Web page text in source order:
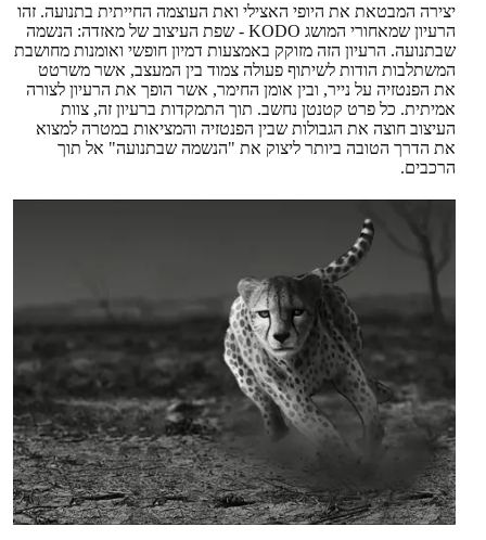
יצירה המבטאת את היופי האצילי ואת העוצמה החייתית בתנועה. זהו
הרעיון שמאחורי המושג KODO - שפת העיצוב של מאזדה: הנשמה
שבתנועה. הרעיון הזה מזוקק באמצעות דמיון חופשי ואומנות מחושבת
המשתלבות הודות לשיתוף פעולה צמוד בין המעצב, אשר משרטט
את הפנטזיה על נייר, ובין אומן החימר, אשר הופך את הרעיון לצורה
אמיתית. כל פרט קטנטן נחשב. תוך התמקדות ברעיון זה, צוות
העיצוב חוצה את הגבולות שבין הפנטזיה והמציאות במטרה למצוא
את הדרך הטובה ביותר ליצוק את "הנשמה שבתנועה" אל תוך
הרכבים.